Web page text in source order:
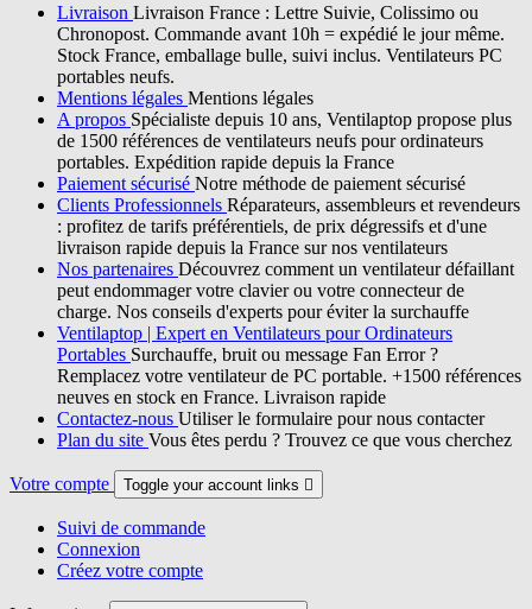
Livraison Livraison France : Lettre Suivie, Colissimo ou
Chronopost. Commande avant 10h = expédié le jour même.
Stock France, emballage bulle, suivi inclus. Ventilateurs PC
portables neufs.
Mentions légales Mentions légales
A propos Spécialiste depuis 10 ans, Ventilaptop propose plus
de 1500 références de ventilateurs neufs pour ordinateurs
portables. Expédition rapide depuis la France
Paiement sécurisé Notre méthode de paiement sécurisé
Clients Professionnels Réparateurs, assembleurs et revendeurs
: profitez de tarifs préférentiels, de prix dégressifs et d'une
livraison rapide depuis la France sur nos ventilateurs
Nos partenaires Découvrez comment un ventilateur défaillant
peut endommager votre clavier ou votre connecteur de
charge. Nos conseils d'experts pour éviter la surchauffe
Ventilaptop | Expert en Ventilateurs pour Ordinateurs
Portables Surchauffe, bruit ou message Fan Error ?
Remplacez votre ventilateur de PC portable. +1500 références
neuves en stock en France. Livraison rapide
Contactez-nous Utiliser le formulaire pour nous contacter
Plan du site Vous êtes perdu ? Trouvez ce que vous cherchez
Votre compte Toggle your account links 
Suivi de commande
Connexion
Créez votre compte